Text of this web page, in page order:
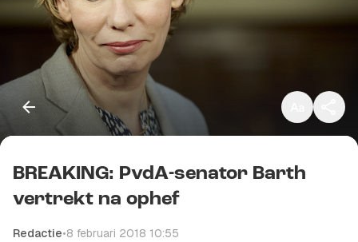
Kopieer link
BREAKING: PvdA-senator Barth
vertrekt na ophef
Redactie•8 februari 2018 10:55